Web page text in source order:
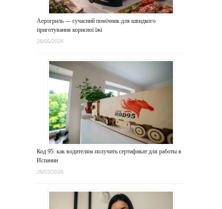
Аерогриль — сучасний помічник для швидкого
приготування корисної їжі
28/05/2026
Код 95: как водителям получить сертификат для работы в
Испании
26/03/2026